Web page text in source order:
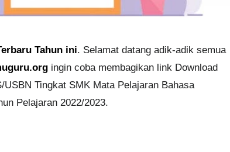
Tahun ini. Selamat datang adik-adik semua
ingin coba membagikan link Download
Tingkat SMK Mata Pelajaran Bahasa
Pelajaran 2022/2023.